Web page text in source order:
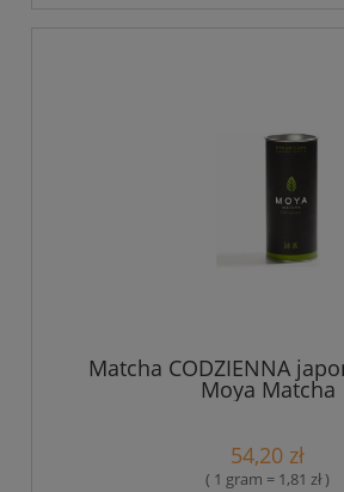
Matcha CODZIENNA
Moya Matcha
54,20 zł
( 1 gram = 1,81 zł )